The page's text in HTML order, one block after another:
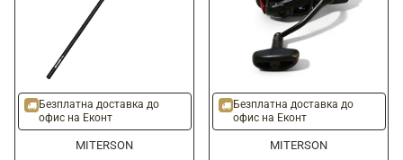
Безплатна доставка до
офис на Еконт
MITERSON
Безплатна доставка до
офис на Еконт
MITERSON